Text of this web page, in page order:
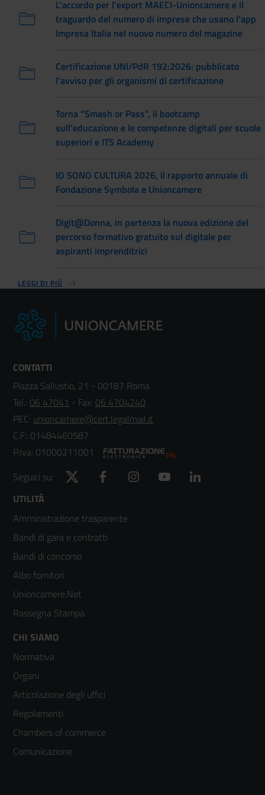
L'accordo per l'export MAECI-Unioncamere e il
traguardo del numero di imprese che usano l'app
Impresa Italia nel nuovo numero del magazine
Certificazione UNI/PdR 192:2026: pubblicato
l'avviso per gli organismi di certificazione
Torna “Smash or Pass”, il bootcamp
sull’educazione e le competenze digitali per scuole
superiori e ITS Academy
IO SONO CULTURA 2026, il rapporto annuale di
Fondazione Symbola e Unioncamere
Digit@Donna, in partenza la nuova edizione del
percorso formativo gratuito sul digitale per
aspiranti imprenditrici
LEGGI DI PIÙ
CONTATTI
Piazza Sallustio, 21 - 00187 Roma
Tel.: 06 47041 - Fax: 06 4704240
PEC: unioncamere@cert.legalmail.it
C.F.: 01484460587
P.Iva: 01000211001
Seguici su:
Twitter Facebook Instagram YouTube
Footer
menù
colonna
2
UTILITÀ
Amministrazione trasparente
Bandi di gara e contratti
Bandi di concorso
Albo fornitori
Unioncamere.Net
Rassegna Stampa
Footer
menù
colonna
3
CHI SIAMO
Normativa
Organi
Articolazione degli uffici
Regolamenti
Chambers of commerce
Comunicazione